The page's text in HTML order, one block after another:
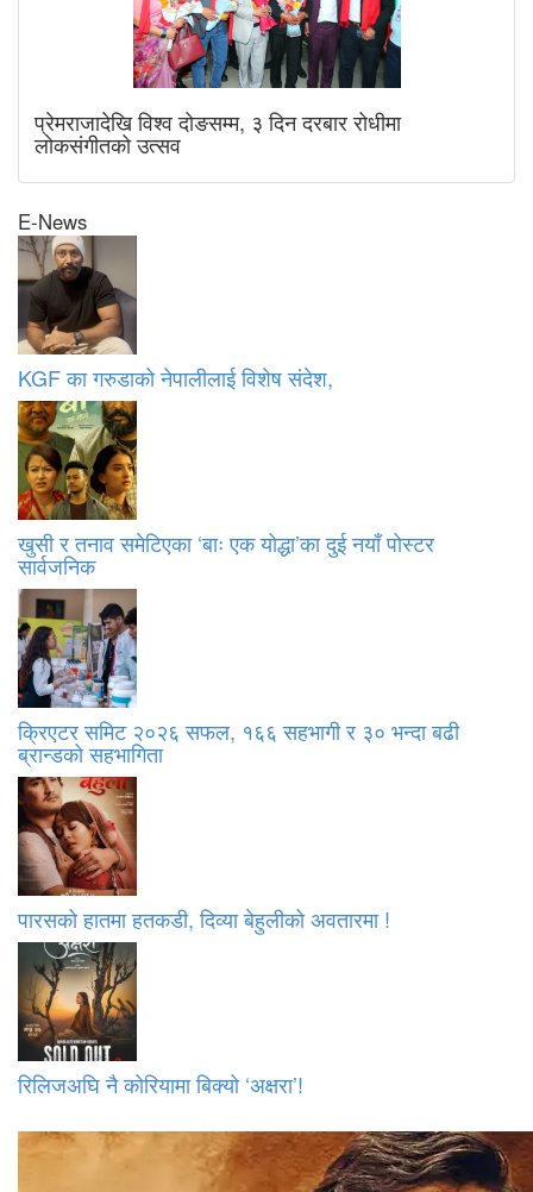
प्रेमराजादेखि विश्व दोङसम्म, ३ दिन दरबार रोधीमा
लोकसंगीतको उत्सव
E-News
KGF का गरुडाको नेपालीलाई विशेष संदेश,
खुसी र तनाव समेटिएका ‘बाः एक योद्धा’का दुई नयाँ पोस्टर
सार्वजनिक
क्रिएटर समिट २०२६ सफल, १६६ सहभागी र ३० भन्दा बढी
ब्रान्डको सहभागिता
पारसको हातमा हतकडी, दिव्या बेहुलीको अवतारमा !
रिलिजअघि नै कोरियामा बिक्यो ‘अक्षरा’!